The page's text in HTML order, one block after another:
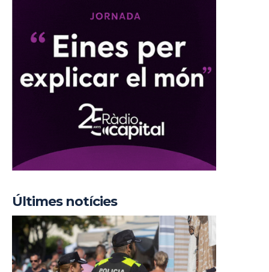
Últimes notícies